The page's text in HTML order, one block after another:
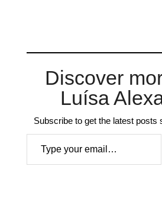
Discover
Luísa
Subscribe to get the latest posts
Type your email…